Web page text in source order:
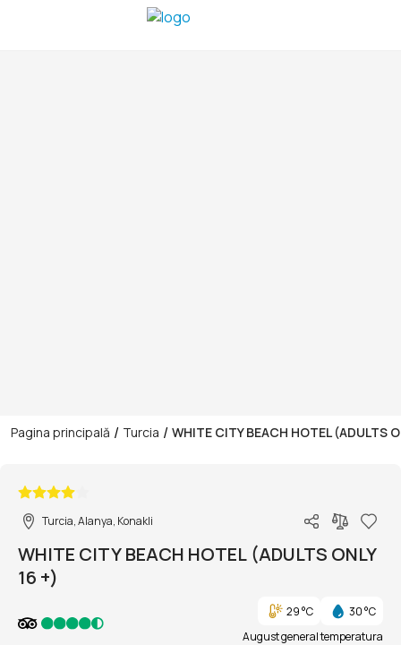
Pagina principală / Turcia / WHITE CITY BEACH HOTEL (ADULTS
Turcia, Alanya, Konakli
WHITE CITY BEACH HOTEL (ADULTS ONLY
16 +)
29 °C
30 °C
August general temperatura